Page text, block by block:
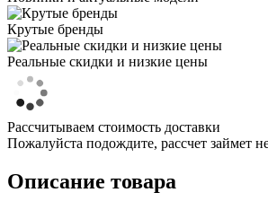
Крутые бренды
Реальные скидки и низкие цены
Рассчитываем стоимость доставки
Пожалуйста подождите, рассчет займет
Описание товара